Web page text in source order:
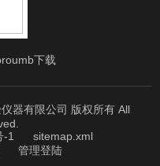
proumb下载
器有限公司 版权所有 All
-1
sitemap.xml
管理登陆